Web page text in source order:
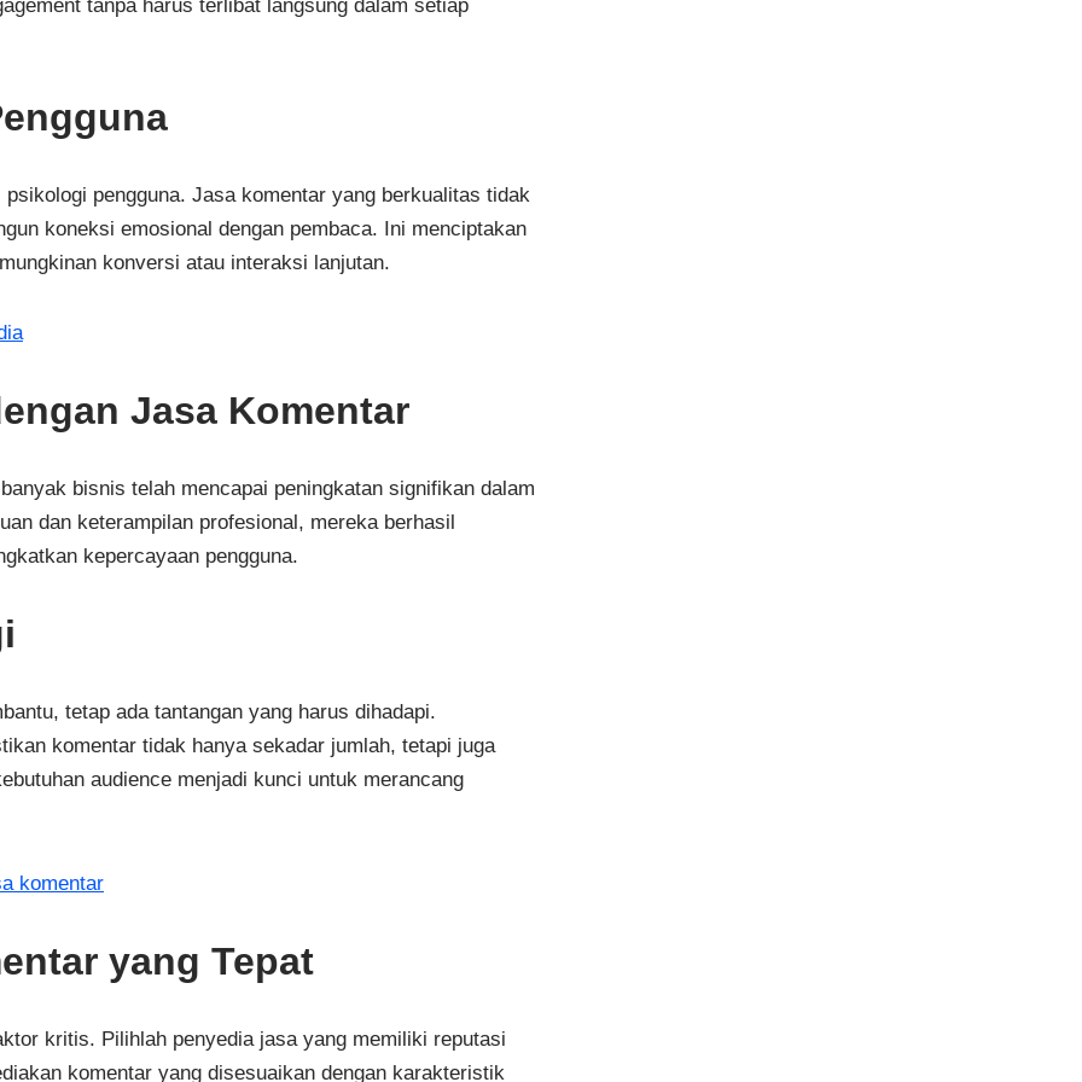
tanpa harus terlibat langsung dalam setiap
pengguna. Jasa komentar yang berkualitas tidak
koneksi emosional dengan pembaca. Ini menciptakan
konversi atau interaksi lanjutan.
Jasa Komentar
bisnis telah mencapai peningkatan signifikan dalam
dan keterampilan profesional, mereka berhasil
kepercayaan pengguna.
tetap ada tantangan yang harus dihadapi.
komentar tidak hanya sekadar jumlah, tetapi juga
audience menjadi kunci untuk merancang
komentar
yang Tepat
kritis. Pilihlah penyedia jasa yang memiliki reputasi
komentar yang disesuaikan dengan karakteristik